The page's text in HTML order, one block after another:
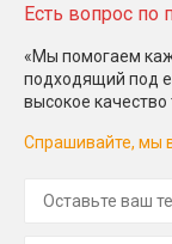
Есть вопрос по
«Мы помогаем
подходящий под
высокое
Спрашивайте, мы